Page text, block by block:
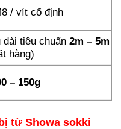
/ vít cố định
dài tiêu chuẩn 2m – 5m
hàng)
– 150g
từ Showa sokki